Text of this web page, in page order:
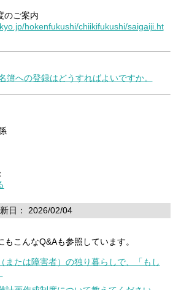
のご案内
hokenfukushi/chiikifukushi/saigaiji.ht
への登録はどうすればよいですか。
日： 2026/02/04
こんなQ&Aも参照しています。
または障害者）の独り暮らしで、「もし